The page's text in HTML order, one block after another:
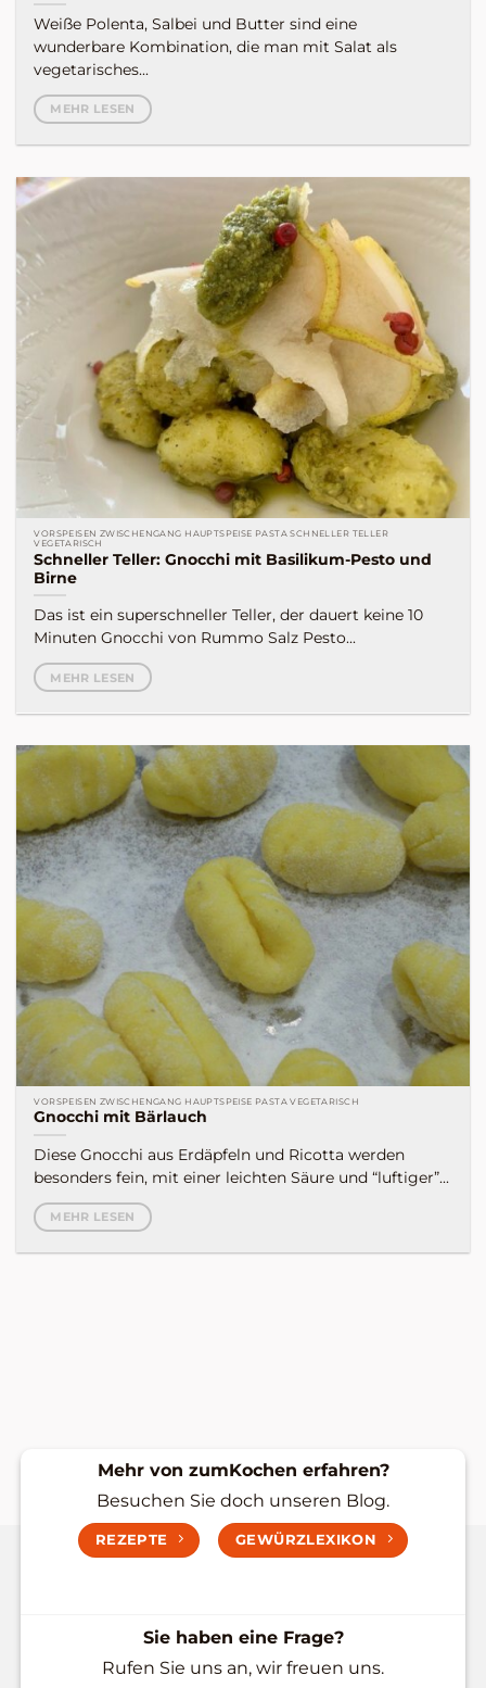
Weiße Polenta, Salbei und Butter sind eine
wunderbare Kombination, die man mit Salat als
vegetarisches...
MEHR LESEN
VORSPEISEN ZWISCHENGANG HAUPTSPEISE PASTA SCHNELLER TELLER
VEGETARISCH
Schneller Teller: Gnocchi mit Basilikum-Pesto und
Birne
Das ist ein superschneller Teller, der dauert keine 10
Minuten Gnocchi von Rummo Salz Pesto...
MEHR LESEN
VORSPEISEN ZWISCHENGANG HAUPTSPEISE PASTA VEGETARISCH
Gnocchi mit Bärlauch
Diese Gnocchi aus Erdäpfeln und Ricotta werden
besonders fein, mit einer leichten Säure und “luftiger”...
MEHR LESEN
Mehr von zumKochen erfahren?
Besuchen Sie doch unseren Blog.
REZEPTE GEWÜRZLEXIKON
Sie haben eine Frage?
Rufen Sie uns an, wir freuen uns.